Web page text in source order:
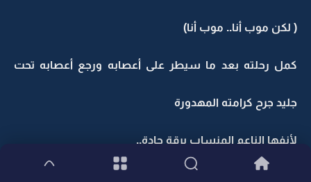
( لكن موب أنا.. موب أنا)
كمل رحلته بعد ما سيطر على أعصابه ورجع أعصابه تحت
جليد جرح كرامته المهدورة
لأنفها الناعم المنساب برقة حادة..